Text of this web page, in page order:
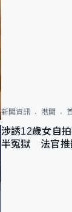
新聞資訊 港聞
涉誘12歲女自
半冤獄 法官推